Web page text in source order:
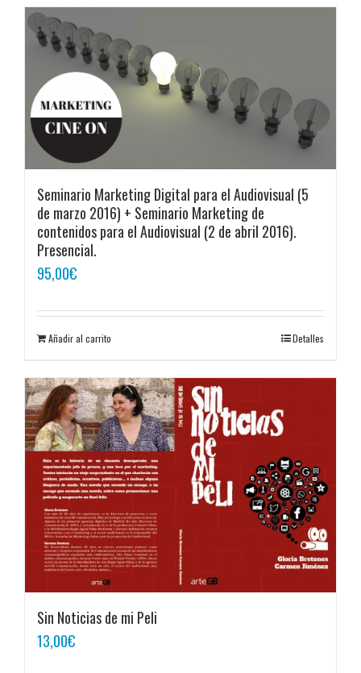
Seminario Marketing Digital para el Audiovisual (5
de marzo 2016) + Seminario Marketing de
contenidos para el Audiovisual (2 de abril 2016).
Presencial.
95,00€
Añadir al carrito Detalles
Sin Noticias de mi Peli
13,00€